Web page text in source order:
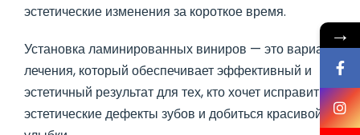
эстетические изменения за короткое время.
Установка ламинированных виниров — это вариант
лечения, который обеспечивает эффективный и
эстетичный результат для тех, кто хочет исправить
эстетические дефекты зубов и добиться красивой
→